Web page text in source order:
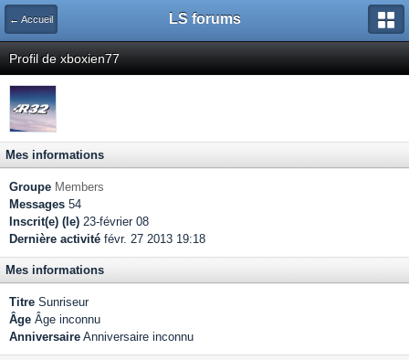
← Accueil LS forums
Profil de xboxien77
Mes informations
Groupe Members
Messages 54
Inscrit(e) (le) 23-février 08
Dernière activité févr. 27 2013 19:18
Mes informations
Titre Sunriseur
Âge Âge inconnu
Anniversaire Anniversaire inconnu